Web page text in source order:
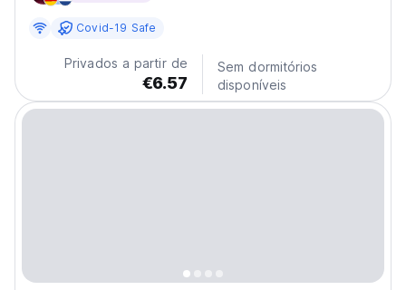
Covid-19 Safe
Privados a partir de
€6.57
Sem dormitórios
disponíveis